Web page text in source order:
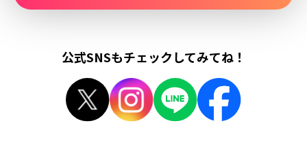
公式SNSもチェックしてみてね！